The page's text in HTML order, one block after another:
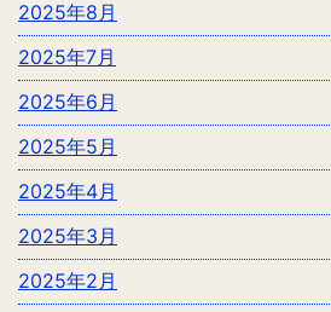
2025年8月
2025年7月
2025年6月
2025年5月
2025年4月
2025年3月
2025年2月